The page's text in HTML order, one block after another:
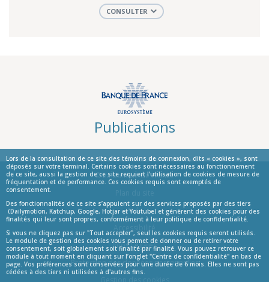
Lors de la consultation de ce site des témoins de connexion, dits « cookies », sont
déposés sur votre terminal. Certains cookies sont nécessaires au fonctionnement
de ce site, aussi la gestion de ce site requiert l’utilisation de cookies de mesure de
fréquentation et de performance. Ces cookies requis sont exemptés de
consentement.
Des fonctionnalités de ce site s’appuient sur des services proposés par des tiers
(Dailymotion, Katchup, Google, Hotjar et Youtube) et génèrent des cookies pour des
finalités qui leur sont propres, conformément à leur politique de confidentialité.
Si vous ne cliquez pas sur "Tout accepter", seul les cookies requis seront utilisés.
Le module de gestion des cookies vous permet de donner ou de retirer votre
consentement, soit globalement soit finalité par finalité. Vous pouvez retrouver ce
module à tout moment en cliquant sur l’onglet "Centre de confidentialité" en bas de
page. Vos préférences sont conservées pour une durée de 6 mois. Elles ne sont pas
cédées à des tiers ni utilisées à d'autres fins.
CONSULTER
Publications
© La Banque de France
Informations
Aide
Infos Légales
Protection des données personnelles